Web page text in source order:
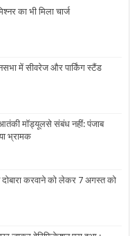
का भी मिला चार्ज
में सीवरेज और पार्किंग स्टैंड
मॉड्यूलसे संबंध नहीं: पंजाब
भ्रामक
करवाने को लेकर 7 अगस्त को